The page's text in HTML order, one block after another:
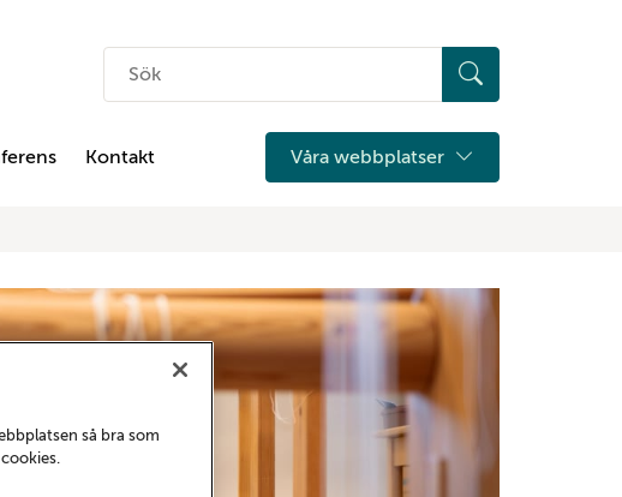
Kontakt Våra webbplatser
så bra som